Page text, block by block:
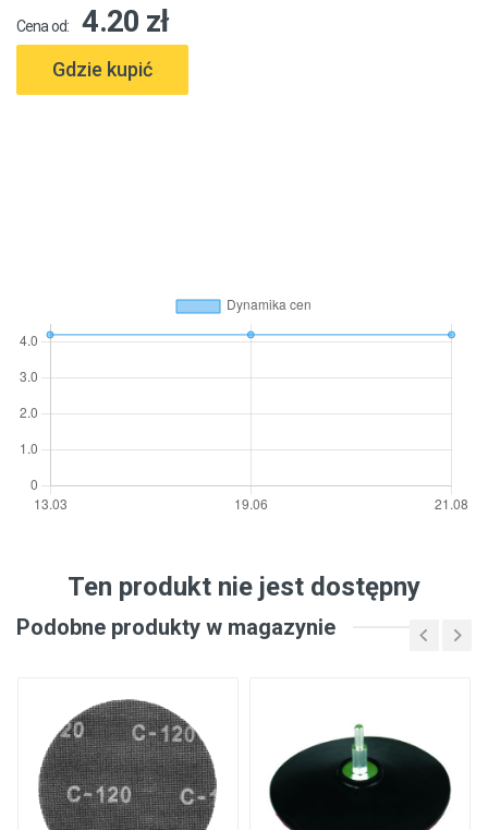
Cena od: 4.20 zł
Gdzie kupić
Ten produkt nie jest dostępny
Podobne produkty w magazynie